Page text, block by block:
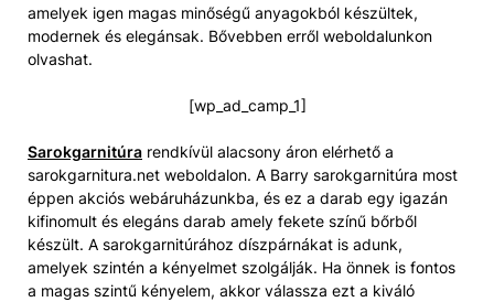
amelyek igen magas minőségű anyagokból készültek,
modernek és elegánsak. Bővebben erről weboldalunkon
olvashat.
[wp_ad_camp_1]
Sarokgarnitúra rendkívül alacsony áron elérhető a
sarokgarnitura.net weboldalon. A Barry sarokgarnitúra most
éppen akciós webáruházunkba, és ez a darab egy igazán
kifinomult és elegáns darab amely fekete színű bőrből
készült. A sarokgarnitúrához díszpárnákat is adunk,
amelyek szintén a kényelmet szolgálják. Ha önnek is fontos
a magas szintű kényelem, akkor válassza ezt a kiváló